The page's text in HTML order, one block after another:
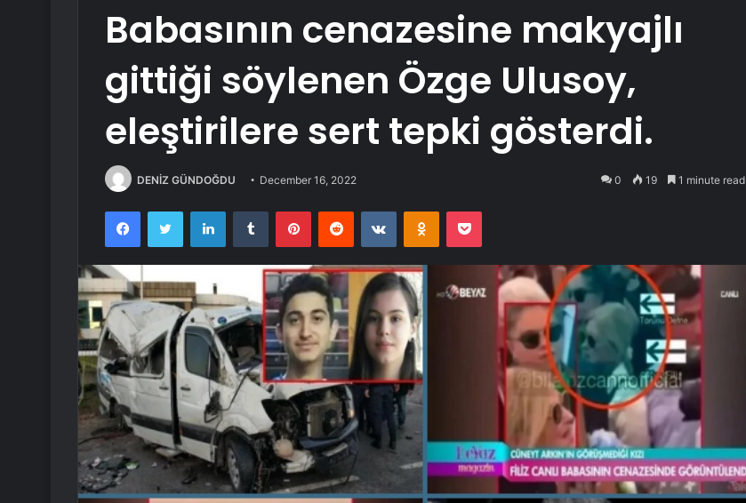
Babasının cenazesine makyajlı
gittiği söylenen Özge Ulusoy,
eleştirilere sert tepki gösterdi.
DENİZ GÜNDOĞDU December 16, 2022 0 19 1 minute read
FacebookTwitter LinkedInTumblr PinterestReddit VKontakteOdnoklassniki
Pocket